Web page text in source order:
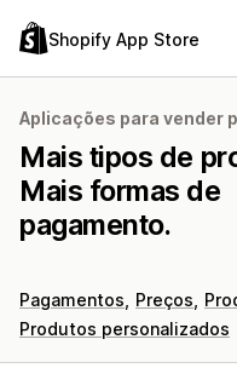
Shopify App Store
Aplicações para vender
Mais tipos de
Mais formas de
pagamento.
Pagamentos Preços
Produtos personalizados